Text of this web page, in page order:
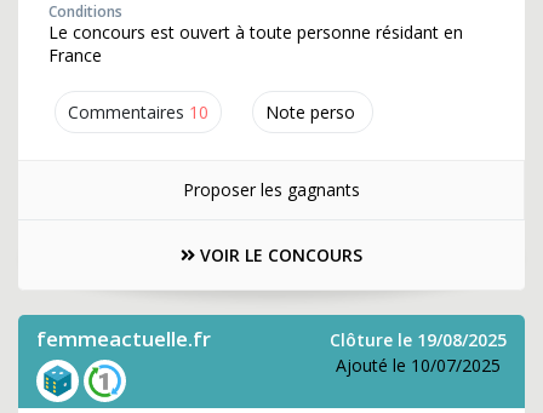
Commentaires 10 Note perso
Conditions
Le concours est ouvert à toute personne résidant en
France
Proposer les gagnants
VOIR LE CONCOURS
femmeactuelle.fr
Clôture le 19/08/2025
Ajouté le 10/07/2025